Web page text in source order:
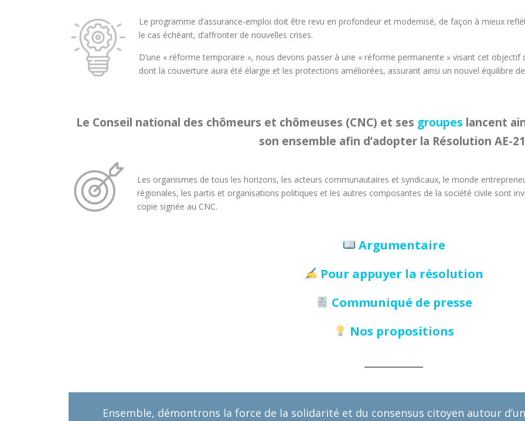
Le programme d’assurance-emploi doit être revu en profondeur et modernisé, de façon à mieux
le cas échéant, d’affronter de nouvelles crises.
D’une « réforme temporaire », nous devons passer à une « réforme permanente » visant cet
dont la couverture aura été élargie et les protections améliorées, assurant ainsi un nouvel équilibre
Le Conseil national des chômeurs et chômeuses (CNC) et ses groupes lancent
son ensemble afin d’adopter la Résolution AE-
Les organismes de tous les horizons, les acteurs communautaires et syndicaux, le monde
régionales, les partis et organisations politiques et les autres composantes de la société civile sont
copie signée au CNC.
Argumentaire
Pour appuyer la résolution
Communiqué de presse
Nos propositions
Ensemble, démontrons la force de la solidarité et du consensus citoyen autour